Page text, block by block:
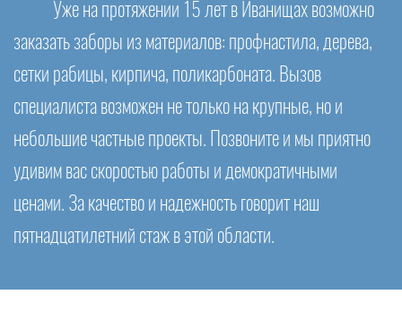
Уже на протяжении 15 лет в Иванищах возможно
заказать заборы из материалов: профнастила, дерева,
сетки рабицы, кирпича, поликарбоната. Вызов
специалиста возможен не только на крупные, но и
небольшие частные проекты. Позвоните и мы приятно
удивим вас скоростью работы и демократичными
ценами. За качество и надежность говорит наш
пятнадцатилетний стаж в этой области.